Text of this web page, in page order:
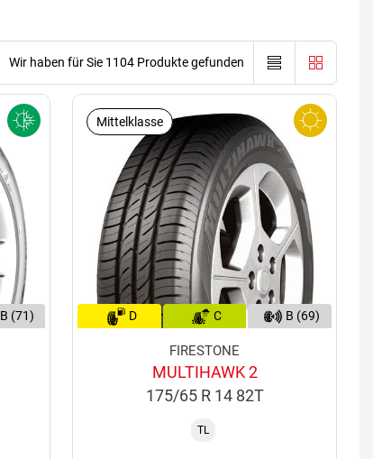
Wir haben für Sie 1104 Produkte gefunden
B (71)
Mittelklasse
D C B (69)
FIRESTONE
MULTIHAWK 2
175/65 R 14 82T
TL